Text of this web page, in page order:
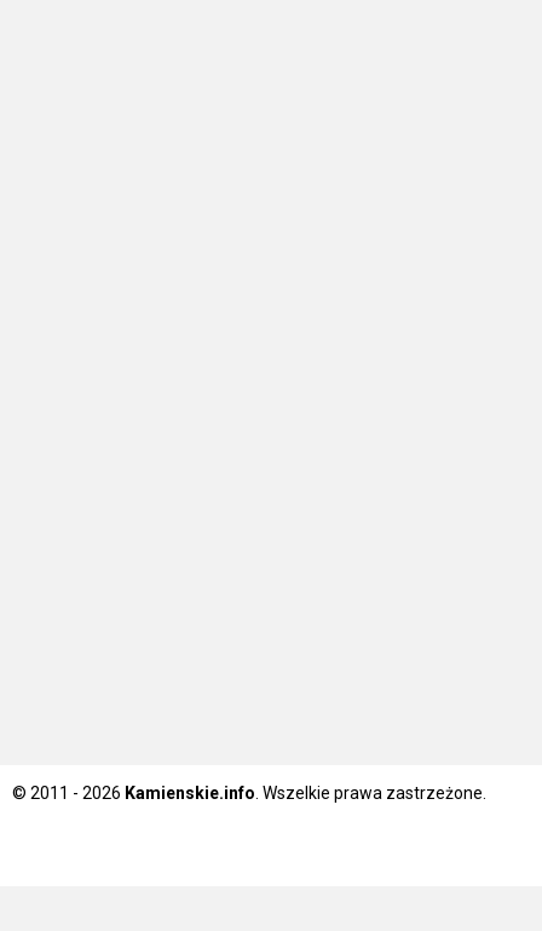
© 2011 - 2026 Kamienskie.info . Wszelkie prawa zastrzeżone.